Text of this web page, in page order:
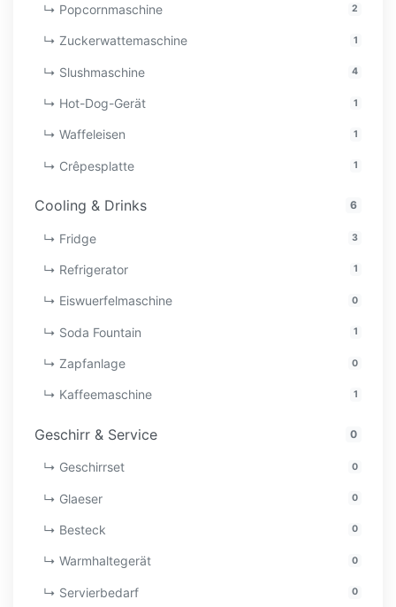
↳ Popcornmaschine 2
↳ Zuckerwattemaschine 1
↳ Slushmaschine 4
↳ Hot-Dog-Gerät 1
↳ Waffeleisen 1
↳ Crêpesplatte 1
Cooling & Drinks 6
↳ Fridge 3
↳ Refrigerator 1
↳ Eiswuerfelmaschine 0
↳ Soda Fountain 1
↳ Zapfanlage 0
↳ Kaffeemaschine 1
Geschirr & Service 0
↳ Geschirrset 0
↳ Glaeser 0
↳ Besteck 0
↳ Warmhaltegerät 0
↳ Servierbedarf 0